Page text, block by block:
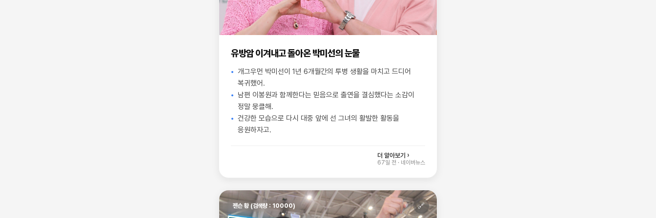
유방암 이겨내고 돌아온 박미선의 눈물
개그우먼 박미선이 1년 6개월간의 투병 생활을 마치고 드디어
복귀했어.
남편 이봉원과 함께한다는 믿음으로 출연을 결심했다는 소감이
정말 뭉클해.
건강한 모습으로 다시 대중 앞에 선 그녀의 활발한 활동을
응원하자고.
더 알아보기 ›
67일 전 · 네이버뉴스
젠슨 황 (검색량 : 10000) 🔗